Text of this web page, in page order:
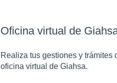
Oficina virtual de
Realiza tus gestiones y trámites
oficina virtual de Giahsa.